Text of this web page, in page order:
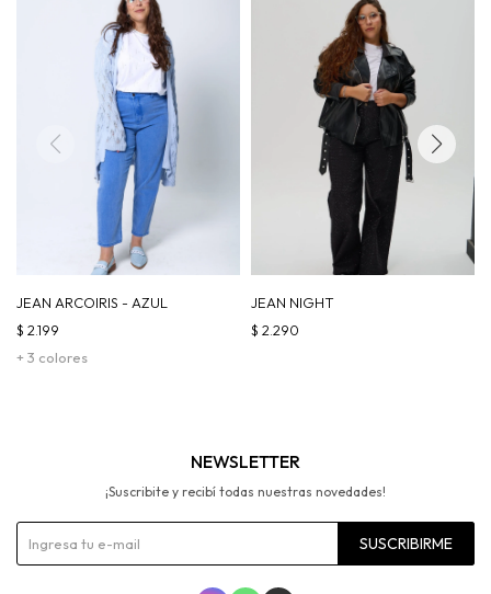
JEAN ARCOIRIS - AZUL
+ 3 colores
$ 2.199
JEAN NIGHT
$ 2.290
NEWSLETTER
¡Suscribite y recibí todas nuestras novedades!
SUSCRIBIRME